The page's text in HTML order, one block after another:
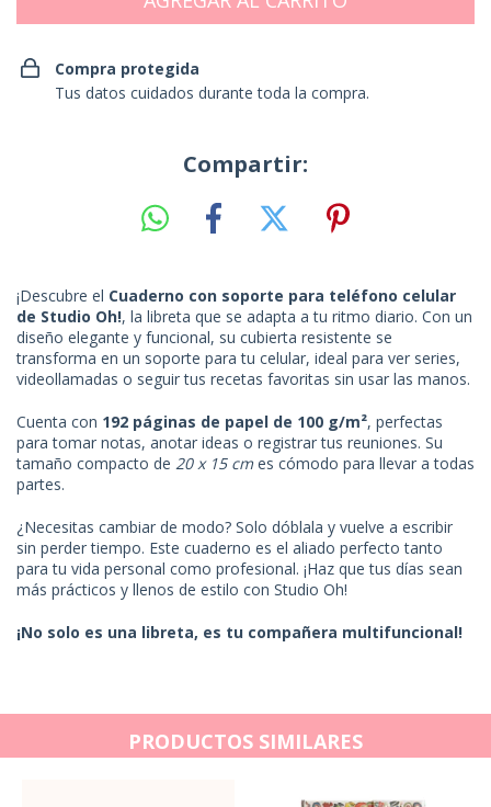
Compra protegida
Tus datos cuidados durante toda la compra.
Compartir:
¡Descubre el Cuaderno con soporte para teléfono celular
de Studio Oh!, la libreta que se adapta a tu ritmo diario. Con un
diseño elegante y funcional, su cubierta resistente se
transforma en un soporte para tu celular, ideal para ver series,
videollamadas o seguir tus recetas favoritas sin usar las manos.
Cuenta con 192 páginas de papel de 100 g/m², perfectas
para tomar notas, anotar ideas o registrar tus reuniones. Su
tamaño compacto de 20 x 15 cmes cómodo para llevar a todas
partes.
¿Necesitas cambiar de modo? Solo dóblala y vuelve a escribir
sin perder tiempo. Este cuaderno es el aliado perfecto tanto
para tu vida personal como profesional. ¡Haz que tus días sean
más prácticos y llenos de estilo con Studio Oh!
¡No solo es una libreta, es tu compañera multifuncional!
PRODUCTOS SIMILARES